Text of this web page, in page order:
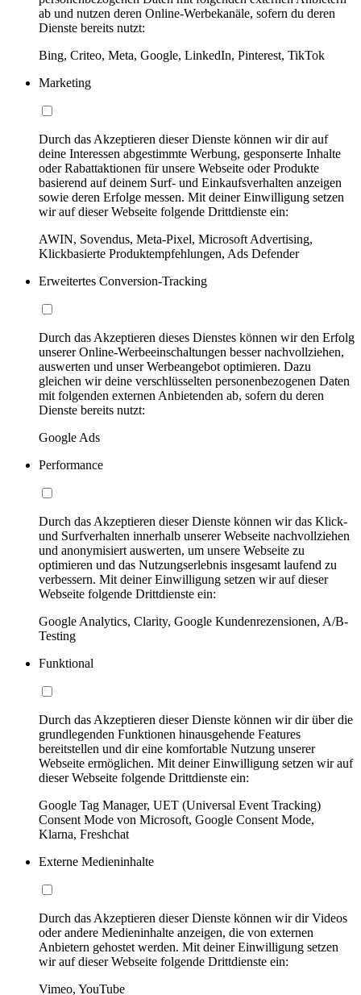
ab und nutzen deren Online-Werbekanäle, sofern du deren
Dienste bereits nutzt:
Bing, Criteo, Meta, Google, LinkedIn, Pinterest, TikTok
Marketing
Durch das Akzeptieren dieser Dienste können wir dir auf
deine Interessen abgestimmte Werbung, gesponserte Inhalte
oder Rabattaktionen für unsere Webseite oder Produkte
basierend auf deinem Surf- und Einkaufsverhalten anzeigen
sowie deren Erfolge messen. Mit deiner Einwilligung setzen
wir auf dieser Webseite folgende Drittdienste ein:
AWIN, Sovendus, Meta-Pixel, Microsoft Advertising,
Klickbasierte Produktempfehlungen, Ads Defender
Erweitertes Conversion-Tracking
Durch das Akzeptieren dieses Dienstes können wir den Erfolg
unserer Online-Werbeeinschaltungen besser nachvollziehen,
auswerten und unser Werbeangebot optimieren. Dazu
gleichen wir deine verschlüsselten personenbezogenen Daten
mit folgenden externen Anbietenden ab, sofern du deren
Dienste bereits nutzt:
Google Ads
Performance
Durch das Akzeptieren dieser Dienste können wir das Klick-
und Surfverhalten innerhalb unserer Webseite nachvollziehen
und anonymisiert auswerten, um unsere Webseite zu
optimieren und das Nutzungserlebnis insgesamt laufend zu
verbessern. Mit deiner Einwilligung setzen wir auf dieser
Webseite folgende Drittdienste ein:
Google Analytics, Clarity, Google Kundenrezensionen, A/B-
Testing
Funktional
Durch das Akzeptieren dieser Dienste können wir dir über die
grundlegenden Funktionen hinausgehende Features
bereitstellen und dir eine komfortable Nutzung unserer
Webseite ermöglichen. Mit deiner Einwilligung setzen wir auf
dieser Webseite folgende Drittdienste ein:
Google Tag Manager, UET (Universal Event Tracking)
Consent Mode von Microsoft, Google Consent Mode,
Klarna, Freshchat
Externe Medieninhalte
Durch das Akzeptieren dieser Dienste können wir dir Videos
oder andere Medieninhalte anzeigen, die von externen
Anbietern gehostet werden. Mit deiner Einwilligung setzen
wir auf dieser Webseite folgende Drittdienste ein:
Vimeo, YouTube